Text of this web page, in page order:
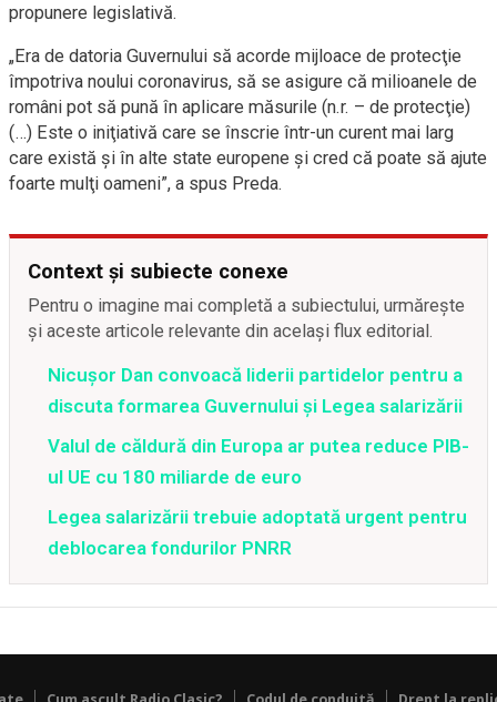
propunere legislativă.
„Era de datoria Guvernului să acorde mijloace de protecţie
împotriva noului coronavirus, să se asigure că milioanele de
români pot să pună în aplicare măsurile (n.r. – de protecţie)
(…) Este o iniţiativă care se înscrie într-un curent mai larg
care există şi în alte state europene şi cred că poate să ajute
foarte mulţi oameni”, a spus Preda.
Context și subiecte conexe
Pentru o imagine mai completă a subiectului, urmărește
și aceste articole relevante din același flux editorial.
Nicușor Dan convoacă liderii partidelor pentru a
discuta formarea Guvernului și Legea salarizării
Valul de căldură din Europa ar putea reduce PIB-
ul UE cu 180 miliarde de euro
Legea salarizării trebuie adoptată urgent pentru
deblocarea fondurilor PNRR